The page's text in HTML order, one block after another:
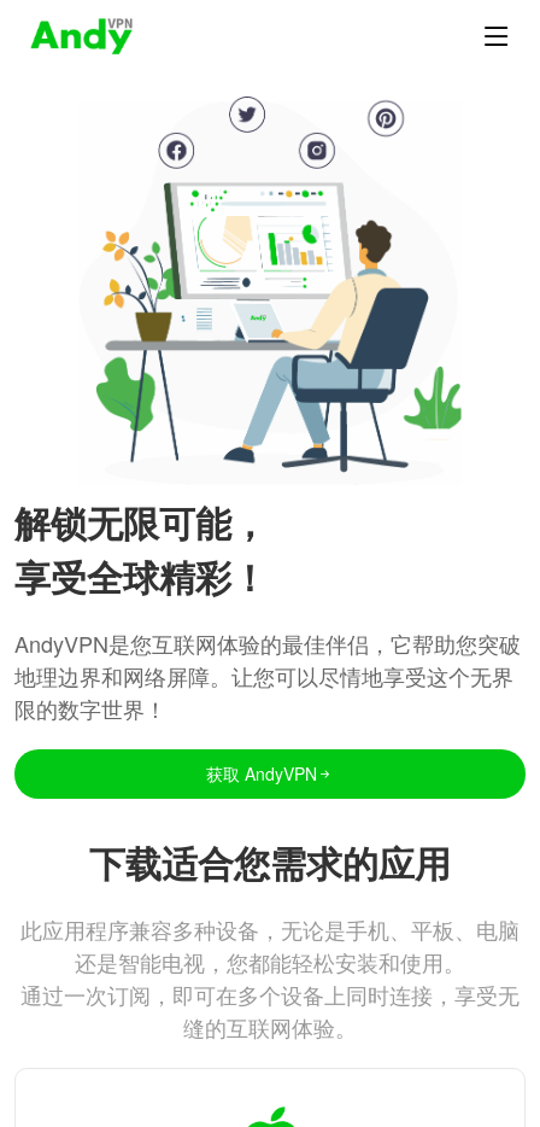
解锁无限可能，
享受全球精彩！
AndyVPN是您互联网体验的最佳伴侣，它帮助您突破
地理边界和网络屏障。让您可以尽情地享受这个无界
限的数字世界！
获取 AndyVPN
下载适合您需求的应用
此应用程序兼容多种设备，无论是手机、平板、电脑
还是智能电视，您都能轻松安装和使用。
通过一次订阅，即可在多个设备上同时连接，享受无
缝的互联网体验。